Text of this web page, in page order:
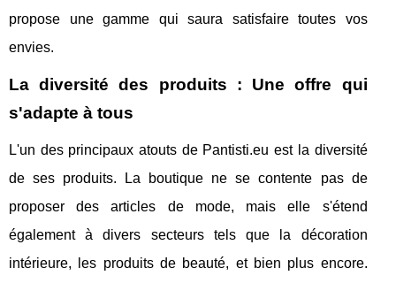
propose une gamme qui saura satisfaire toutes vos
envies.
La diversité des produits : Une offre qui
s'adapte à tous
L'un des principaux atouts de Pantisti.eu est la diversité
de ses produits. La boutique ne se contente pas de
proposer des articles de mode, mais elle s'étend
également à divers secteurs tels que la décoration
intérieure, les produits de beauté, et bien plus encore.